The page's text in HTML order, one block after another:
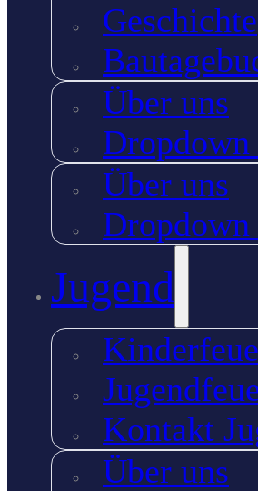
Geschichte
Über uns
Über uns
Jugend
Kontakt
Über uns